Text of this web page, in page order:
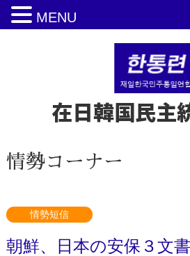
在日韓国民主
情勢コーナー
情勢短信
朝鮮、日本の安保３文
MENU